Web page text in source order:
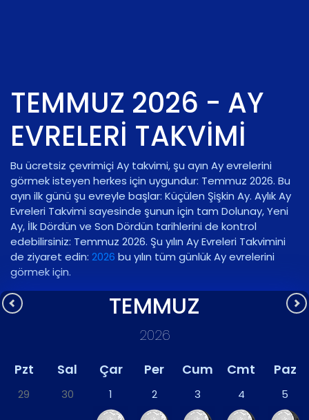
TEMMUZ 2026 - AY
EVRELERI TAKVIMI
Bu ücretsiz çevrimiçi Ay takvimi, şu ayın Ay evrelerini
görmek isteyen herkes için uygundur: Temmuz 2026. Bu
ayın ilk günü şu evreyle başlar: Küçülen Şişkin Ay. Aylık Ay
Evreleri Takvimi sayesinde şunun için tam Dolunay, Yeni
Ay, İlk Dördün ve Son Dördün tarihlerini de kontrol
edebilirsiniz: Temmuz 2026. Şu yılın Ay Evreleri Takvimini
de ziyaret edin: 2026 bu yılın tüm günlük Ay evrelerini
görmek için.
TEMMUZ
2026
Pzt Sal Çar Per Cum Cmt Paz
29 30 1 2 3 4 5